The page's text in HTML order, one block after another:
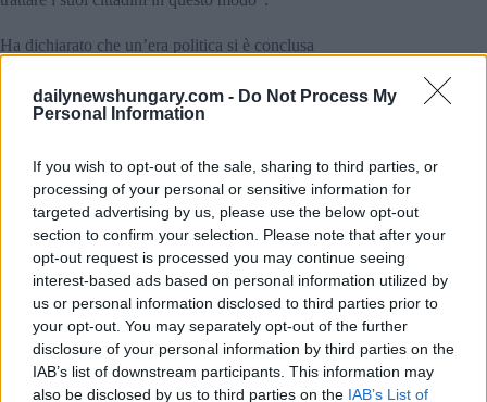
dailynewshungary.com - Do Not Process My
Personal Information
If you wish to opt-out of the sale, sharing to third parties, or
processing of your personal or sensitive information for
targeted advertising by us, please use the below opt-out
section to confirm your selection. Please note that after your
opt-out request is processed you may continue seeing
interest-based ads based on personal information utilized by
us or personal information disclosed to third parties prior to
your opt-out. You may separately opt-out of the further
disclosure of your personal information by third parties on the
IAB’s list of downstream participants. This information may
also be disclosed by us to third parties on the IAB’s List of
Ha dichiarato che un’era politica si è conclusa
definitivamente.